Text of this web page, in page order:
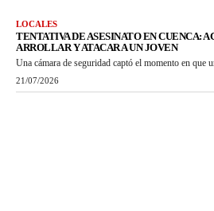
LOCALES
TENTATIVA DE ASESINATO EN CUENCA:
ARROLLAR Y ATACAR A UN JOVEN
Una cámara de seguridad captó el momento en que
21/07/2026